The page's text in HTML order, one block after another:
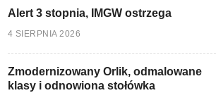
Alert 3 stopnia, IMGW ostrzega
4 SIERPNIA 2026
Zmodernizowany Orlik, odmalowane
klasy i odnowiona stołówka